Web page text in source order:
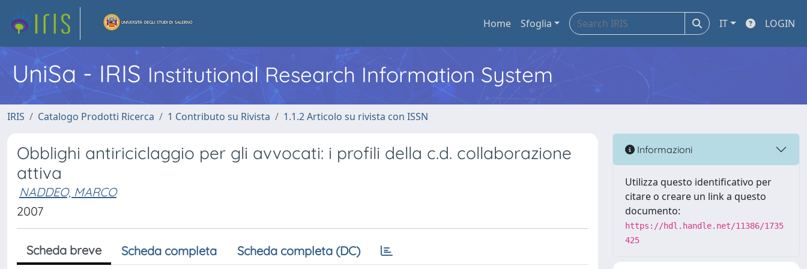
Home Sfoglia IT LOGIN
UniSa - IRIS Institutional Research Information System
IRIS Catalogo Prodotti Ricerca 1 Contributo su Rivista 1.1.2 Articolo su rivista con ISSN
Obblighi antiriciclaggio per gli avvocati: i profili della c.d. collaborazione
attiva
NADDEO, MARCO
2007
Scheda breve Scheda completa Scheda completa (DC)
Informazioni
Utilizza questo identificativo per
citare o creare un link a questo
documento:
https://hdl.handle.net/11386/1735
425